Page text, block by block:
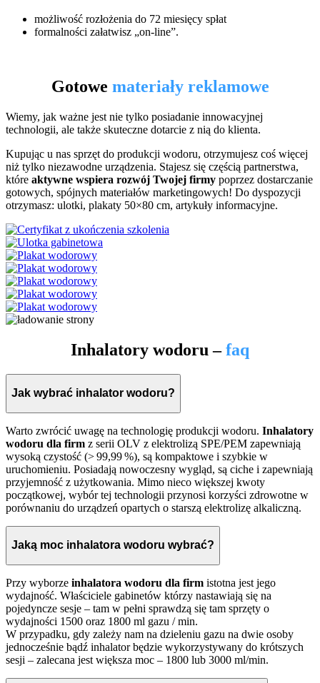
możliwość rozłożenia do 72 miesięcy spłat
formalności załatwisz „on-line”.
Gotowe materiały reklamowe
Wiemy, jak ważne jest nie tylko posiadanie innowacyjnej
technologii, ale także skuteczne dotarcie z nią do klienta.
Kupując u nas sprzęt do produkcji wodoru, otrzymujesz coś więcej
niż tylko niezawodne urządzenia. Stajesz się częścią partnerstwa,
które aktywne wspiera rozwój Twojej firmy poprzez dostarczanie
gotowych, spójnych materiałów marketingowych! Do dyspozycji
otrzymasz: ulotki, plakaty 50×80 cm, artykuły informacyjne.
Inhalatory wodoru –faq
Jak wybrać inhalator wodoru?
Warto zwrócić uwagę na technologię produkcji wodoru. Inhalatory
wodoru dla firm z serii OLV z elektrolizą SPE/PEM zapewniają
wysoką czystość (> 99,99 %), są kompaktowe i szybkie w
uruchomieniu. Posiadają nowoczesny wygląd, są ciche i zapewniają
przyjemność z użytkowania. Mimo nieco większej kwoty
początkowej, wybór tej technologii przynosi korzyści zdrowotne w
porównaniu do urządzeń opartych o starszą elektrolizę alkaliczną.
Jaką moc inhalatora wodoru wybrać?
Przy wyborze inhalatora wodoru dla firm istotna jest jego
wydajność. Właściciele gabinetów którzy nastawiają się na
pojedyncze sesje – tam w pełni sprawdzą się tam sprzęty o
wydajności 1500 oraz 1800 ml gazu / min.
W przypadku, gdy zależy nam na dzieleniu gazu na dwie osoby
jednocześnie bądź inhalator będzie wykorzystywany do krótszych
sesji – zalecana jest większa moc – 1800 lub 3000 ml/min.